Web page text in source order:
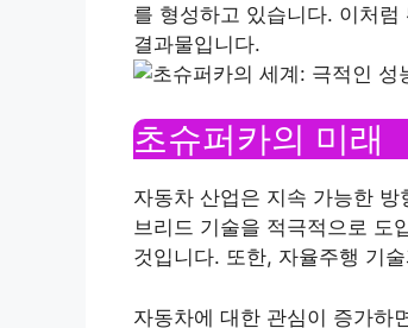
를 형성하고 있습니다. 이처
결과물입니다.
초슈퍼카의 미래
자동차 산업은 지속 가능한
브리드 기술을 적극적으로 도
것입니다. 또한, 자율주행 기
자동차에 대한 관심이 증가하